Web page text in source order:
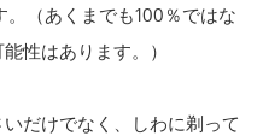
（あくまでも100％ではな
性はあります。）
だけでなく、しわに剃って